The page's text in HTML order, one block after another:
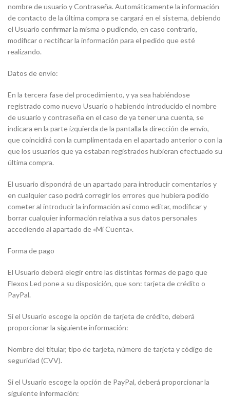
nombre de usuario y Contraseña. Automáticamente la información
de contacto de la última compra se cargará en el sistema, debiendo
el Usuario confirmar la misma o pudiendo, en caso contrario,
modificar o rectificar la información para el pedido que esté
realizando.
Datos de envío:
En la tercera fase del procedimiento, y ya sea habiéndose
registrado como nuevo Usuario o habiendo introducido el nombre
de usuario y contraseña en el caso de ya tener una cuenta, se
indicara en la parte izquierda de la pantalla la dirección de envío,
que coincidirá con la cumplimentada en el apartado anterior o con la
que los usuarios que ya estaban registrados hubieran efectuado su
última compra.
El usuario dispondrá de un apartado para introducir comentarios y
en cualquier caso podrá corregir los errores que hubiera podido
cometer al introducir la información así como editar, modificar y
borrar cualquier información relativa a sus datos personales
accediendo al apartado de «Mi Cuenta».
Forma de pago
El Usuario deberá elegir entre las distintas formas de pago que
Flexos Led pone a su disposición, que son: tarjeta de crédito o
PayPal.
Si el Usuario escoge la opción de tarjeta de crédito, deberá
proporcionar la siguiente información:
Nombre del titular, tipo de tarjeta, número de tarjeta y código de
seguridad (CVV).
Si el Usuario escoge la opción de PayPal, deberá proporcionar la
siguiente información: